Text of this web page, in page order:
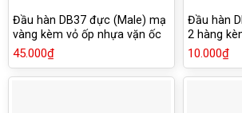
Đầu hàn DB37 đực (Male) mạ
vàng kèm vỏ ốp nhựa vặn ốc
vít
45.000₫
Đầu hàn
2 hàng
10.000₫